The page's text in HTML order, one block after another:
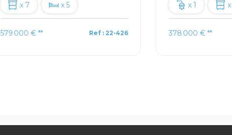
x 7 x 5
579 000 € ** Ref : 22-426
x 1
378 000 € **